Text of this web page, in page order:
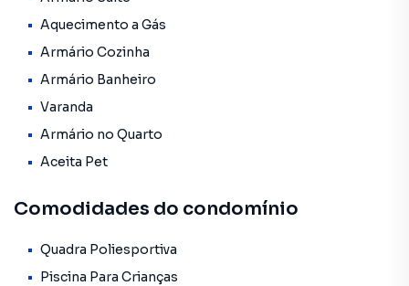
🍽️ Cozinha funcional
✨ Piso em porcelanato
📦 1 depósito privativo no subsolo
✔ Condomínio com vagas cobertas para visitantes
🌟 Estrutura Completa de Condomínio
Aquecimento a Gás
Armário Cozinha
Armário Banheiro
Varanda
Armário no Quarto
Aceita Pet
Comodidades do condomínio
Quadra Poliesportiva
Piscina Para Crianças